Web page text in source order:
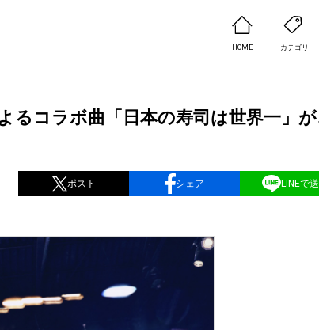
HOME カテゴリ
るコラボ曲「日本の寿司は世界一」
ポスト シェア LINEで